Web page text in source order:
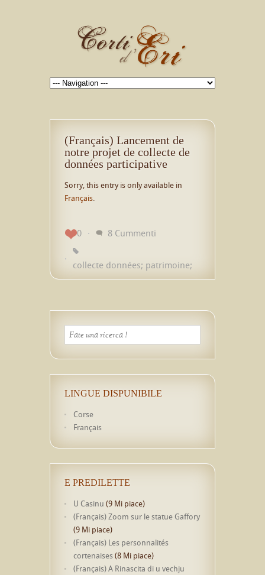
(Français) Lancement de
notre projet de collecte de
données participative
Sorry, this entry is only available in
Français
0 8 Cummenti
collecte données; patrimoine;
LINGUE DISPUNIBILE
Corse
Français
E PREDILETTE
U Casinu (9 Mi piace)
(Français) Zoom sur le statue Gaffory
(9 Mi piace)
(Français) Les personnalités
cortenaises (8 Mi piace)
(Français) A Rinascita di u vechju